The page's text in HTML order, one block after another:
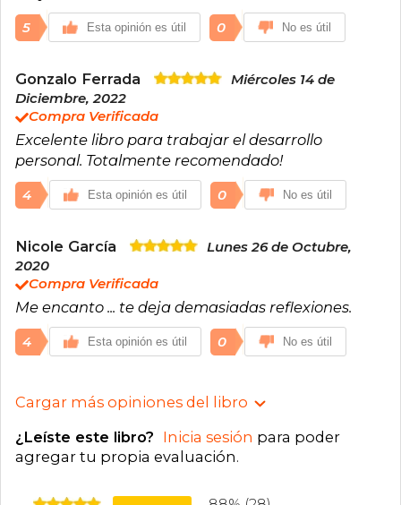
5 Esta opinión es útil 0 No es útil
Gonzalo Ferrada
Miércoles 14 de
Diciembre, 2022
Compra Verificada
Excelente libro para trabajar el desarrollo
personal. Totalmente recomendado!
4 Esta opinión es útil 0 No es útil
Nicole García
Lunes 26 de Octubre,
2020
Compra Verificada
Me encanto ... te deja demasiadas reflexiones.
4 Esta opinión es útil 0 No es útil
Cargar más opiniones del libro
¿Leíste este libro? Inicia sesión para poder
agregar tu propia evaluación.